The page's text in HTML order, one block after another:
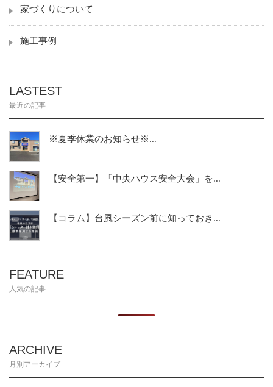
家づくりについて
施工事例
LASTEST
最近の記事
※夏季休業のお知らせ※...
【安全第一】「中央ハウス安全大会」を...
【コラム】台風シーズン前に知っておき...
FEATURE
人気の記事
ARCHIVE
月別アーカイブ